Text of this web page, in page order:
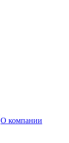
О компании